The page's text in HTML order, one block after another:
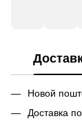
Новой
Доставка